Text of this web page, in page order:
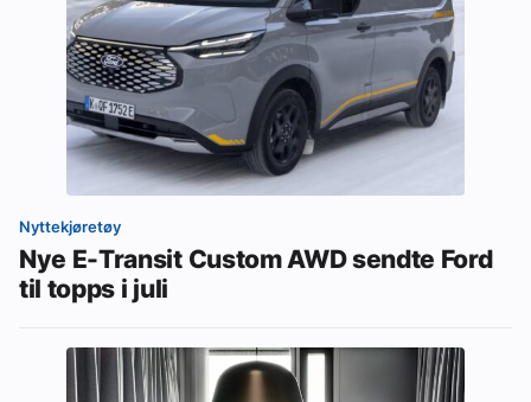
Nyttekjøretøy
Nye E-Transit Custom AWD sendte Ford
til topps i juli